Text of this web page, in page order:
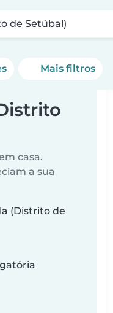
de Setúbal)
Mais filtros
casa.
a sua
(Distrito de